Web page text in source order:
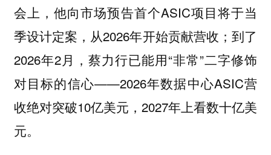
会上，他向市场预告首个ASIC项目将于当
季设计定案，从2026年开始贡献营收；到了
2026年2月，蔡力行已能用“非常”二字修饰
对目标的信心——2026年数据中心ASIC营
收绝对突破10亿美元，2027年上看数十亿美
元。